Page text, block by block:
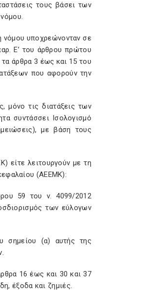
τους βάσει των
νόμου υποχρεώνονταν σε
Ε’ του άρθρου πρώτου
άρθρα 3 έως και 15 του
που αφορούν την
μόνο τις διατάξεις των
συντάσσει Ισολογισμό
με βάση τους
είτε λειτουργούν με τη
(ΑΕΕΜΚ):
59 του ν. 4099/2012
των εύλογων
σημείου (α) αυτής της
16 έως και 30 και 37
έξοδα και ζημιές.